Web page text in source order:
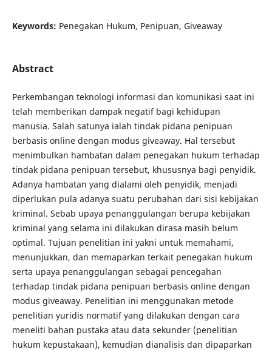
Keywords: Penegakan Hukum, Penipuan, Giveaway
Abstract
Perkembangan teknologi informasi dan komunikasi saat ini
telah memberikan dampak negatif bagi kehidupan
manusia. Salah satunya ialah tindak pidana penipuan
berbasis online dengan modus giveaway. Hal tersebut
menimbulkan hambatan dalam penegakan hukum terhadap
tindak pidana penipuan tersebut, khususnya bagi penyidik.
Adanya hambatan yang dialami oleh penyidik, menjadi
diperlukan pula adanya suatu perubahan dari sisi kebijakan
kriminal. Sebab upaya penanggulangan berupa kebijakan
kriminal yang selama ini dilakukan dirasa masih belum
optimal. Tujuan penelitian ini yakni untuk memahami,
menunjukkan, dan memaparkan terkait penegakan hukum
serta upaya penanggulangan sebagai pencegahan
terhadap tindak pidana penipuan berbasis online dengan
modus giveaway. Penelitian ini menggunakan metode
penelitian yuridis normatif yang dilakukan dengan cara
meneliti bahan pustaka atau data sekunder (penelitian
hukum kepustakaan), kemudian dianalisis dan dipaparkan